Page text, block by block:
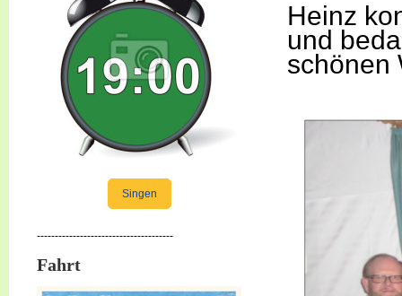
Singen
--------------------------------------
Fahrt
Heinz
und
schönen